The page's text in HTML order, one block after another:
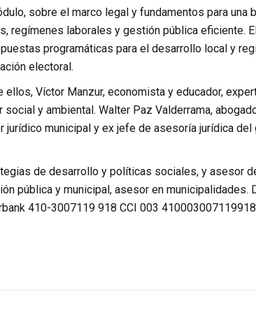
sobre el marco legal y fundamentos para una
regímenes laborales y gestión pública eficiente.
programáticas para el desarrollo local y
electoral.
Víctor Manzur, economista y educador,
y ambiental. Walter Paz Valderrama,
municipal y ex jefe de asesoría jurídica del
de desarrollo y políticas sociales, y asesor
pública y municipal, asesor en municipalidades.
410-3007119 918 CCI 003